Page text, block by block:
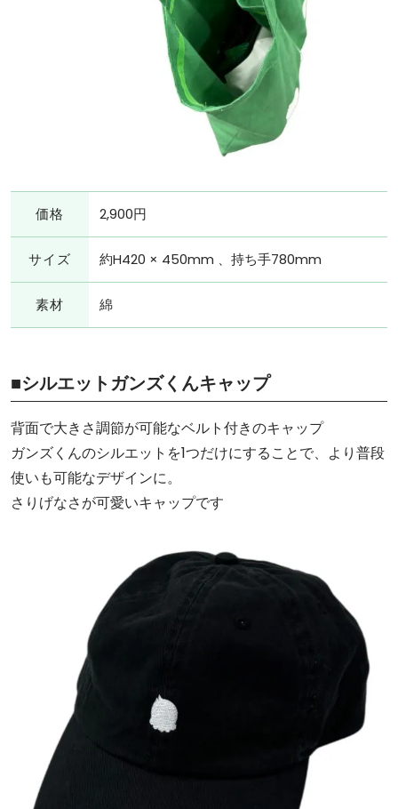
価格 2,900円
サイズ 約H420 × 450mm 、持ち手780mm
素材 綿
■シルエットガンズくんキャップ
背面で大きさ調節が可能なベルト付きのキャップ
ガンズくんのシルエットを1つだけにすることで、より普段
使いも可能なデザインに。
さりげなさが可愛いキャップです